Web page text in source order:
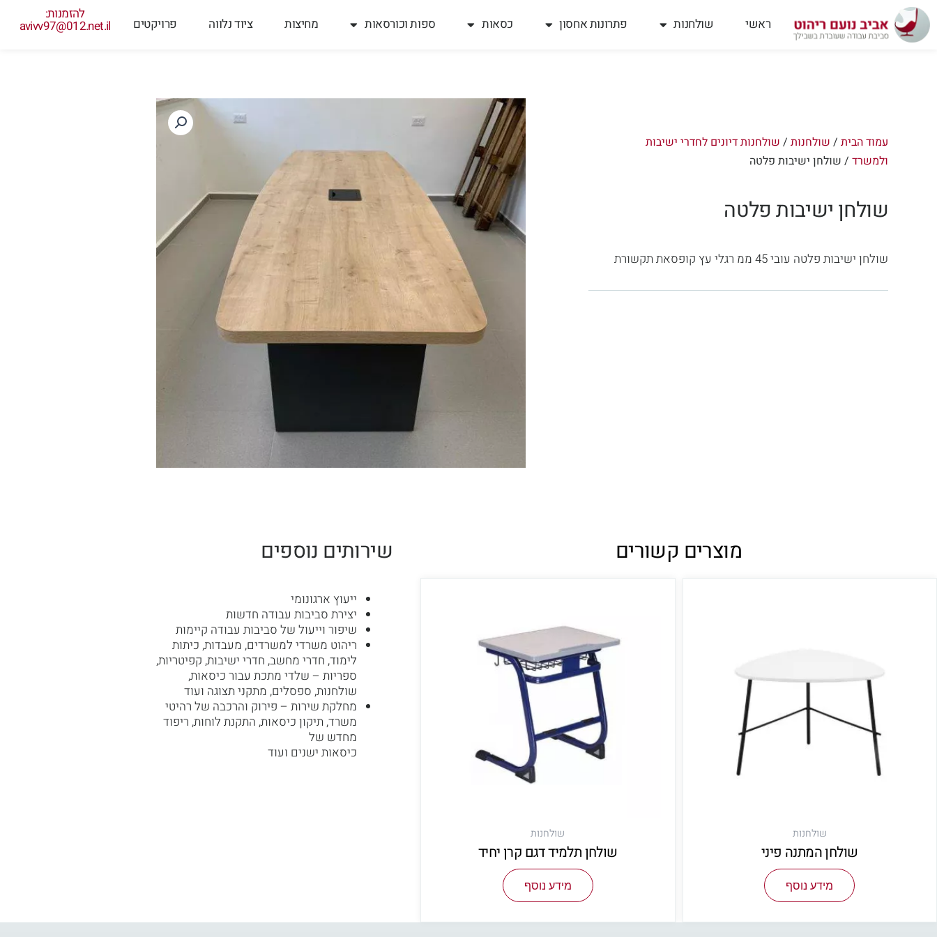
דילוג
לתוכן
ראשי שולחנות פתרונות אחסון כסאות ספות וכורסאות מחיצות ציוד נלווה פרויקטים
להזמנות:
avivv97@012.net.il
עמוד הבית / שולחנות / שולחנות דיונים לחדרי ישיבות
ולמשרד / שולחן ישיבות פלטה
שולחן ישיבות פלטה
שולחן ישיבות פלטה עובי 45 ממ רגלי עץ קופסאת תקשורת
מוצרים קשורים
שולחנות
שולחן המתנה פיני
מידע נוסף
שולחנות
שולחן תלמיד דגם קרן יחיד
מידע נוסף
שירותים נוספים
ייעוץ ארגונומי
יצירת סביבות עבודה חדשות
שיפור וייעול של סביבות עבודה קיימות
ריהוט משרדי למשרדים, מעבדות, כיתות
לימוד, חדרי מחשב, חדרי ישיבות, קפיטריות,
ספריות – שלדי מתכת עבור כיסאות,
שולחנות, ספסלים, מתקני תצוגה ועוד
מחלקת שירות – פירוק והרכבה של רהיטי
משרד, תיקון כיסאות, התקנת לוחות, ריפוד
מחדש של
כיסאות ישנים ועוד